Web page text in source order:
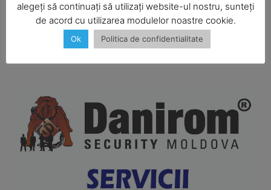
Company
Subscription Plans
My account
alegeți să continuați să utilizați website-ul nostru, sunteți
de acord cu utilizarea modulelor noastre cookie.
Ok Politica de confidentialitate